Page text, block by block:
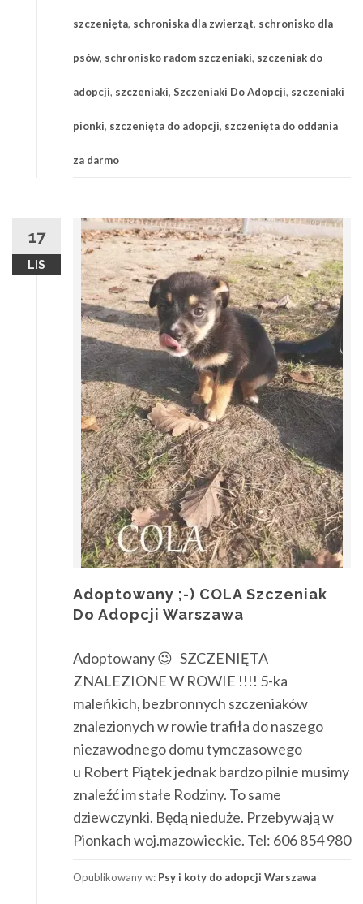
szczenięta, schroniska dla zwierząt, schronisko dla
psów, schronisko radom szczeniaki, szczeniak do
adopcji, szczeniaki, Szczeniaki Do Adopcji, szczeniaki
pionki, szczenięta do adopcji, szczenięta do oddania
za darmo
17
LIS
Adoptowany ;-) COLA Szczeniak
Do Adopcji Warszawa
Adoptowany 😉 SZCZENIĘTA
ZNALEZIONE W ROWIE !!!! 5-ka
maleńkich, bezbronnych szczeniaków
znalezionych w rowie trafiła do naszego
niezawodnego domu tymczasowego
u Robert Piątek jednak bardzo pilnie musimy
znaleźć im stałe Rodziny. To same
dziewczynki. Będą nieduże. Przebywają w
Pionkach woj.mazowieckie. Tel: 606 854 980
Opublikowany w: Psy i koty do adopcji Warszawa